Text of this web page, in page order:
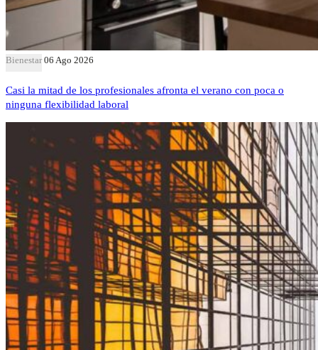
Bienestar 06 Ago 2026
Casi la mitad de los profesionales afronta el verano con poca o
ninguna flexibilidad laboral